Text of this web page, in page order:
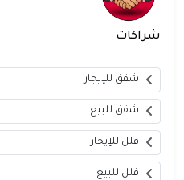
شراكات
شقق للإيجار
شقق للبيع
فلل للإيجار
فلل للبيع